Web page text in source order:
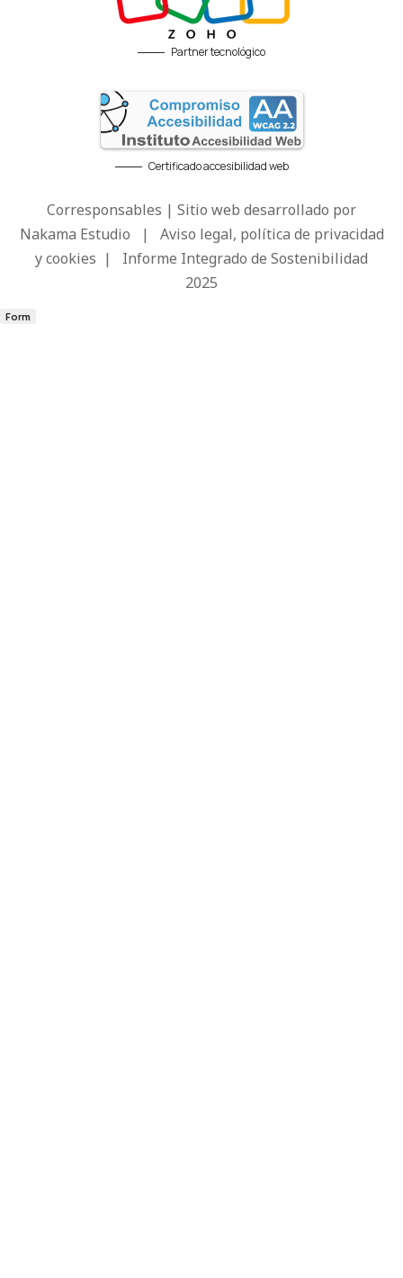
Partner tecnológico
Certificado accesibilidad web
Corresponsables | Sitio web desarrollado por
Nakama Estudio | Aviso legal, política de privacidad
y cookies | Informe Integrado de Sostenibilidad
2025
Form